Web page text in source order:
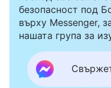
безопасност под
върху Messenger,
нашата група за